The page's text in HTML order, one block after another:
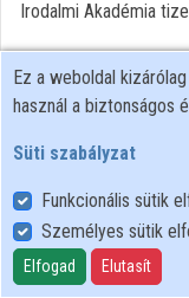
Irodalmi Akadémia
Felhasználói szabályzat
Adatkezelési tájékoztató
Süti szabályzat
Ez a weboldal
használ a biztonságos
Süti szabályzat
Funkcionális sütik
Személyes sütik
Elfogad Elutasít